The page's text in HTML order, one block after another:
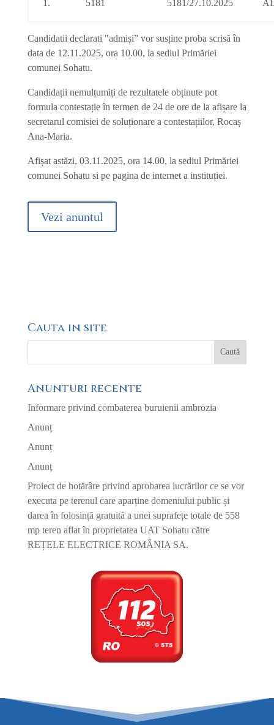
1. 5181 5181/27.10.2025
Candidatii declarati "admiși” vor susține proba scrisă în
data de 12.11.2025, ora 10.00, la sediul Primăriei
comunei Sohatu.
Candidații nemulțumiți de rezultatele obținute pot
formula contestație în termen de 24 de ore de la afișare la
secretarul comisiei de soluționare a contestațiilor, Rocaș
Ana-Maria.
Afișat astăzi, 03.11.2025, ora 14.00, la sediul Primăriei
comunei Sohatu si pe pagina de internet a instituției.
Vezi anuntul
Cauta in site
Anunturi recente
Informare privind combaterea buruienii ambrozia
Anunț
Anunț
Anunț
Proiect de hotărâre privind aprobarea lucrărilor ce se vor
executa pe terenul care aparține domeniului public și
darea în folosință gratuită a unei suprafețe totale de 558
mp teren aflat în proprietatea UAT Sohatu către
REȚELE ELECTRICE ROMÂNIA SA.